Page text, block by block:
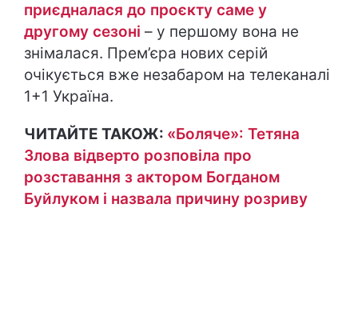
приєдналася до проєкту саме у
другому сезоні – у першому вона не
знімалася. Прем’єра нових серій
очікується вже незабаром на телеканалі
1+1 Україна.
ЧИТАЙТЕ ТАКОЖ: «Боляче»: Тетяна
Злова відверто розповіла про
розставання з актором Богданом
Буйлуком і назвала причину розриву